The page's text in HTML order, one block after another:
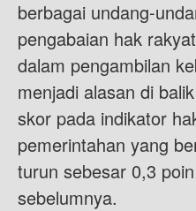
berbagai undang-
pengabaian hak
dalam pengambilan
menjadi alasan di
skor pada indikator
pemerintahan yang
turun sebesar 0,3
sebelumnya.